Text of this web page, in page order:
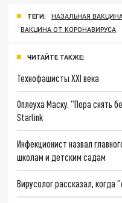
ТЕГИ: НАЗАЛЬНАЯ
ВАКЦИНА ОТ КОРОНАВИРУСА
ЧИТАЙТЕ ТАКЖЕ:
Технофашисты XXI века
Оплеуха Маску. "Пора снять
Starlink
Инфекционист назвал
школам и детским садам
Вирусолог рассказал, когда